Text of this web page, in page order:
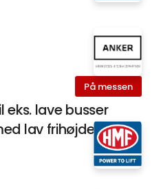
På messen
lave busser
lav frihøjde